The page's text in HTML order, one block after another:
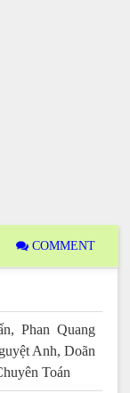
COMMENT
Phan Quang
Anh, Doãn
Toán